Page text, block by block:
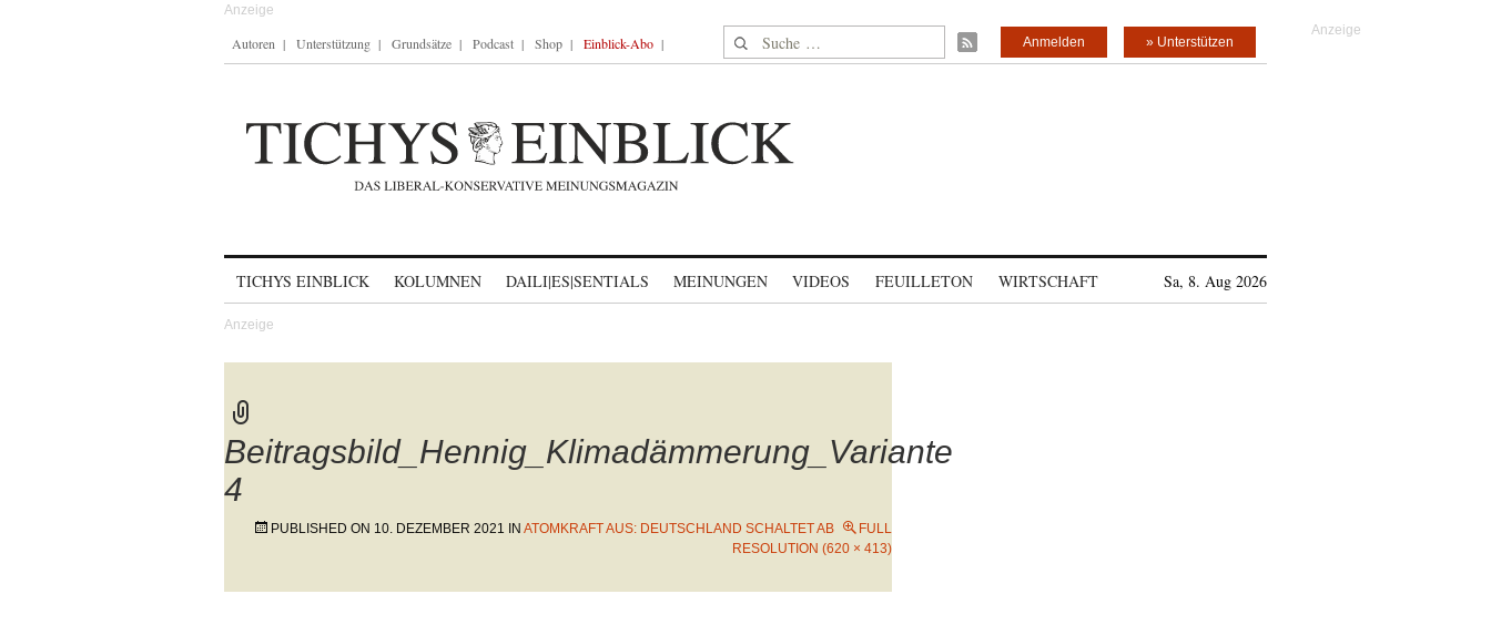
Autoren Unterstützung Grundsätze Podcast Shop Einblick-Abo Suche nach: » Unterstützen
Anmelden
TICHYS EINBLICK KOLUMNEN DAILI|ES|SENTIALS MEINUNGEN VIDEOS FEUILLETON WIRTSCHAFT Sa, 8. Aug 2026
Beitragsbild_Hennig_Klimadämmerung_Variante
4
PUBLISHED ON 10. DEZEMBER 2021 IN ATOMKRAFT AUS: DEUTSCHLAND SCHALTET AB
FULL
RESOLUTION (620 × 413)